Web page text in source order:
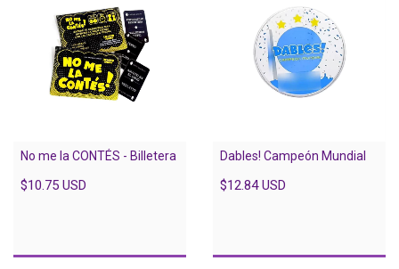
No me la CONTÉS - Billetera
$10.75 USD
Dables! Campeón Mundial
$12.84 USD